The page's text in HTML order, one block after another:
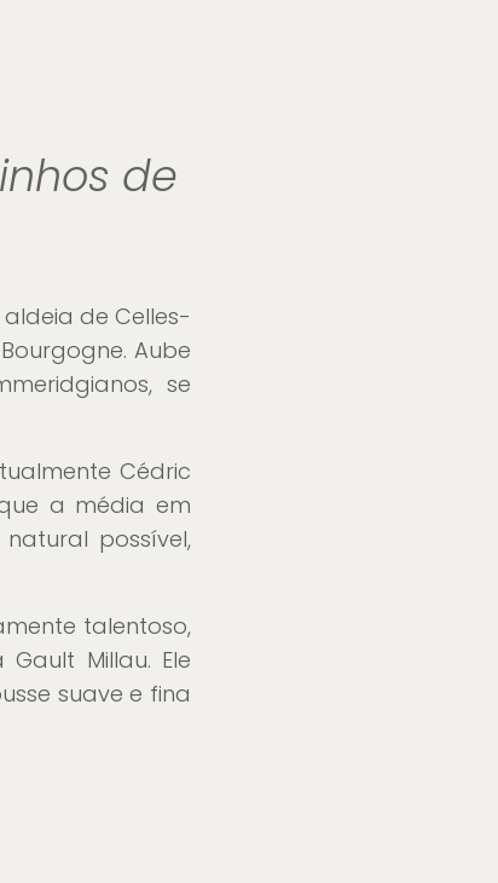
de
de Celles-
Aube
se
Cédric
a média em
possível,
talentoso,
Millau. Ele
suave e fina